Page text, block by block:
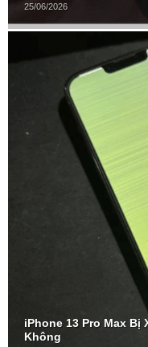
25/06/2026
iPhone 13 Pro Max Bị
Không